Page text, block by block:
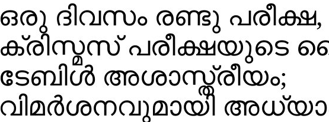
ഒരു ദിവസം രണ്ടു പരീക്ഷ,
ക്രിസ്മസ് പരീക്ഷയുടെ
ടേബിള്‍ അശാസ്ത്രീയം;
വിമര്‍ശനവുമായി